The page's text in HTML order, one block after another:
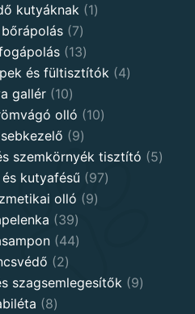
kutyáknak 11
77
products
1313
products
és fültisztítók 44
gallér 1010
products
olló 1010
99
products
szemkörnyék tisztító 55
kutyafésű 9797
olló 99
3939
products
4444
22
products
szagsemlegesítők 99
88